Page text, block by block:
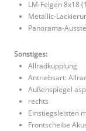
LM-Felgen 8x18
Metallic-
Panorama-
Sonstiges:
Allradkupplung
Antriebsart:
Außenspiegel
rechts
Einstiegsleisten
Frontscheibe